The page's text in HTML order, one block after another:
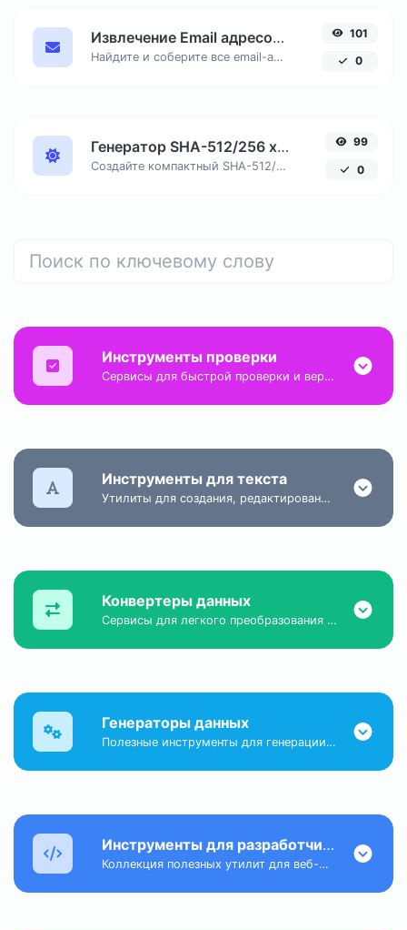
Извлечение Email адресов из текста онлайн
Найдите и соберите все email-адреса из любого текстового документа, удалив дубликаты.
101
0
Генератор SHA-512/256 хеша онлайн
Создайте компактный SHA-512/256 хеш, обеспечивающий 128-битную безопасность без избыточной длины вывода.
99
0
Инструменты проверки
Сервисы для быстрой проверки и верификации различных типов данных и состояний.
Инструменты для текста
Утилиты для создания, редактирования и улучшения текстового контента любого формата.
Конвертеры данных
Сервисы для легкого преобразования данных из одного формата в другой.
Генераторы данных
Полезные инструменты для генерации случайных чисел, паролей, хешей и других данных.
Инструменты для разработчиков
Коллекция полезных утилит для веб-мастеров и специалистов по работе с сайтами.